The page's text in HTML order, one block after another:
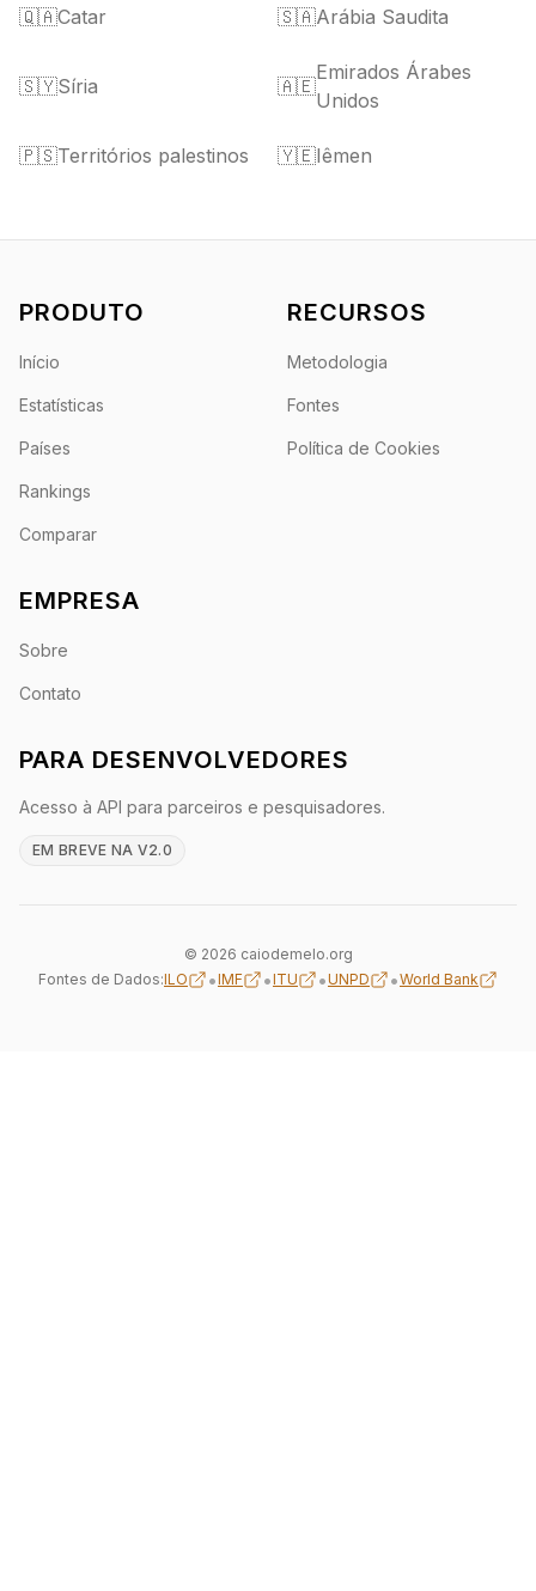
🇶🇦Catar 🇸🇦Arábia Saudita
🇸🇾Síria 🇦🇪
Emirados Árabes
Unidos
🇵🇸Territórios palestinos 🇾🇪Iêmen
PRODUTO
Início
Estatísticas
Países
Rankings
Comparar
RECURSOS
Metodologia
Fontes
Política de Cookies
EMPRESA
Sobre
Contato
PARA DESENVOLVEDORES
Acesso à API para parceiros e pesquisadores.
EM BREVE NA V2.0
© 2026 caiodemelo.org
Fontes de Dados:ILO •IMF •ITU •UNPD •World Bank